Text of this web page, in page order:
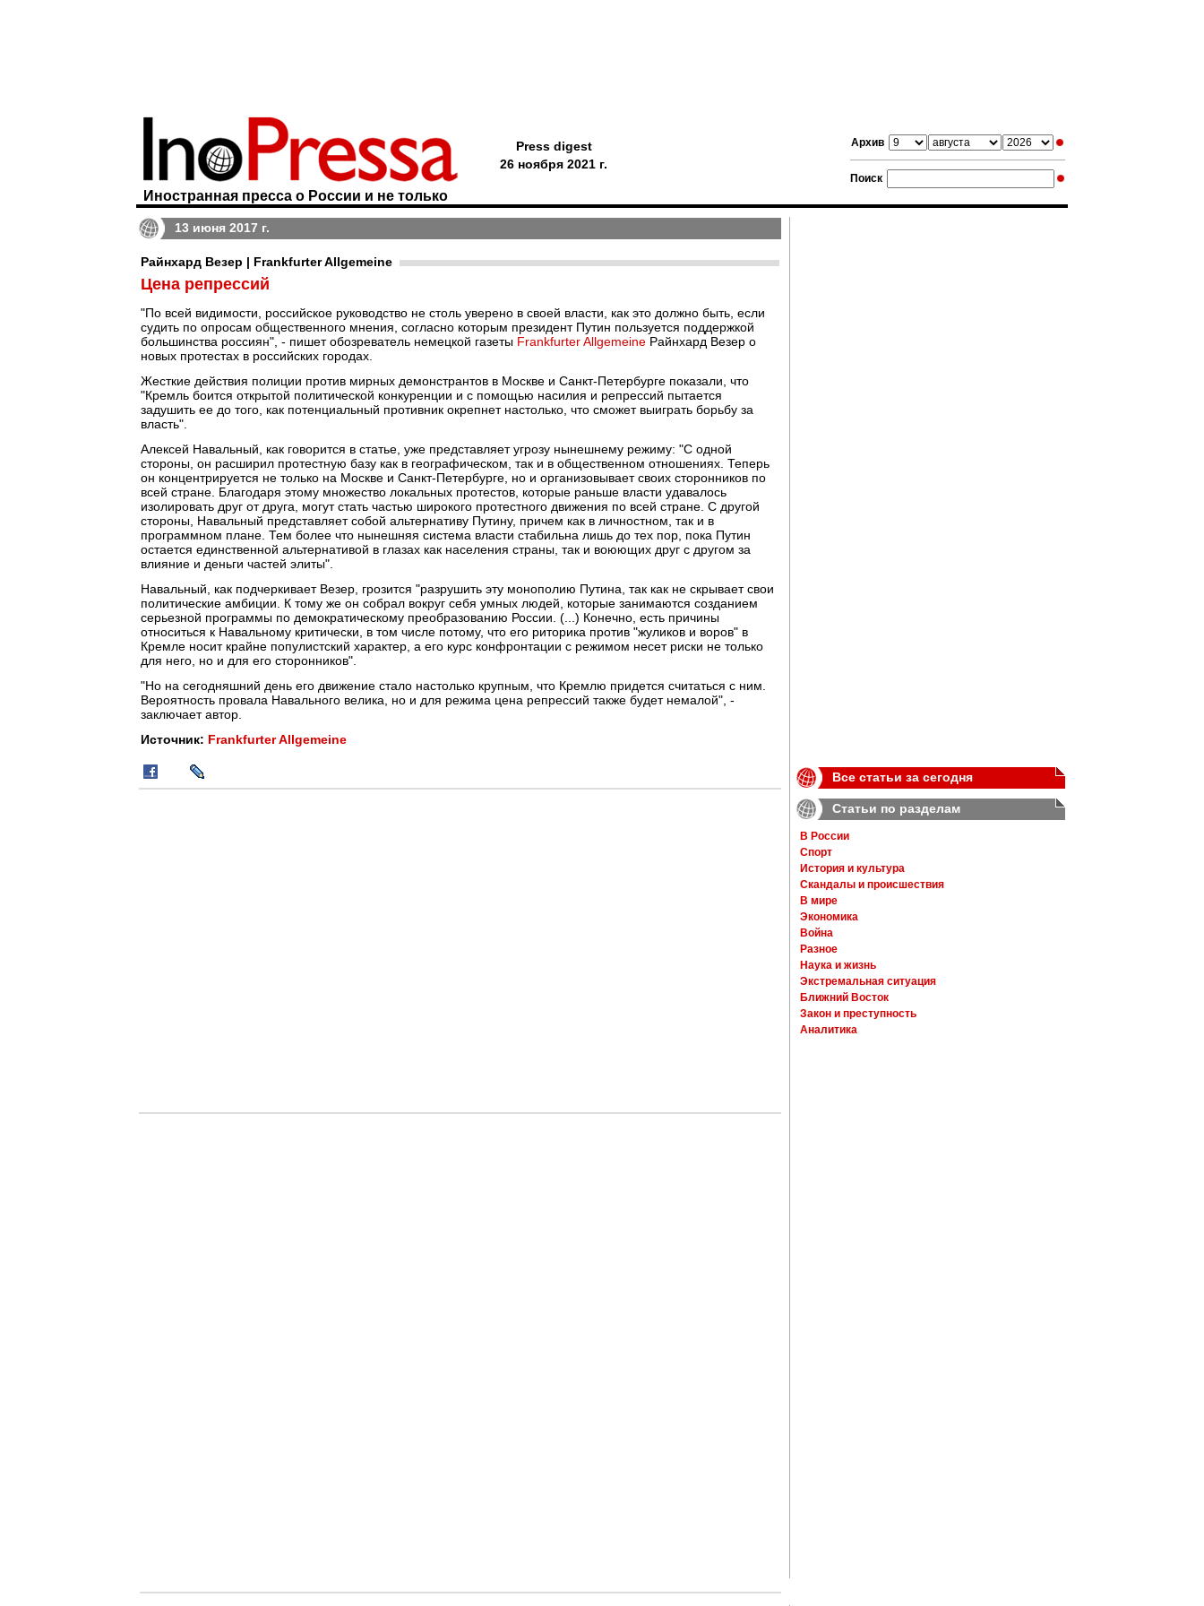
Архив
Поиск
Иностранная пресса о России и не только
Press digest
26 ноября 2021 г.
13 июня 2017 г.
Райнхард Везер | Frankfurter Allgemeine
Цена репрессий
"По всей видимости, российское руководство не столь уверено в своей власти, как это должно быть, если
судить по опросам общественного мнения, согласно которым президент Путин пользуется поддержкой
большинства россиян", - пишет обозреватель немецкой газеты Frankfurter Allgemeine Райнхард Везер о
новых протестах в российских городах.
Жесткие действия полиции против мирных демонстрантов в Москве и Санкт-Петербурге показали, что
"Кремль боится открытой политической конкуренции и с помощью насилия и репрессий пытается
задушить ее до того, как потенциальный противник окрепнет настолько, что сможет выиграть борьбу за
власть".
Алексей Навальный, как говорится в статье, уже представляет угрозу нынешнему режиму: "С одной
стороны, он расширил протестную базу как в географическом, так и в общественном отношениях. Теперь
он концентрируется не только на Москве и Санкт-Петербурге, но и организовывает своих сторонников по
всей стране. Благодаря этому множество локальных протестов, которые раньше власти удавалось
изолировать друг от друга, могут стать частью широкого протестного движения по всей стране. С другой
стороны, Навальный представляет собой альтернативу Путину, причем как в личностном, так и в
программном плане. Тем более что нынешняя система власти стабильна лишь до тех пор, пока Путин
остается единственной альтернативой в глазах как населения страны, так и воюющих друг с другом за
влияние и деньги частей элиты".
Навальный, как подчеркивает Везер, грозится "разрушить эту монополию Путина, так как не скрывает свои
политические амбиции. К тому же он собрал вокруг себя умных людей, которые занимаются созданием
серьезной программы по демократическому преобразованию России. (...) Конечно, есть причины
относиться к Навальному критически, в том числе потому, что его риторика против "жуликов и воров" в
Кремле носит крайне популистский характер, а его курс конфронтации с режимом несет риски не только
для него, но и для его сторонников".
"Но на сегодняшний день его движение стало настолько крупным, что Кремлю придется считаться с ним.
Вероятность провала Навального велика, но и для режима цена репрессий также будет немалой", -
заключает автор.
Источник: Frankfurter Allgemeine
Все статьи за сегодня
Статьи по разделам
В России
Спорт
История и культура
Скандалы и происшествия
В мире
Экономика
Война
Разное
Наука и жизнь
Экстремальная ситуация
Ближний Восток
Закон и преступность
Аналитика